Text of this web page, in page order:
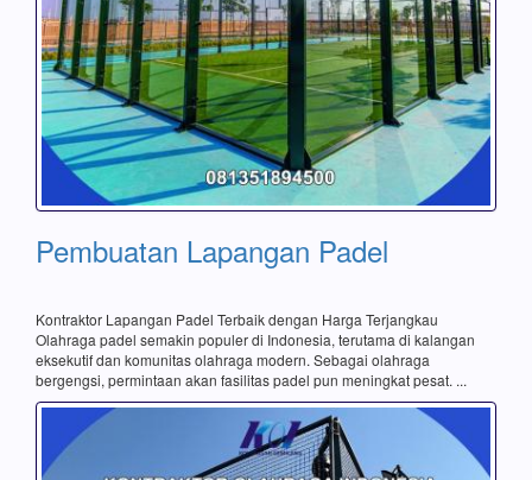
Pembuatan Lapangan Padel
Kontraktor Lapangan Padel Terbaik dengan Harga Terjangkau
Olahraga padel semakin populer di Indonesia, terutama di kalangan
eksekutif dan komunitas olahraga modern. Sebagai olahraga
bergengsi, permintaan akan fasilitas padel pun meningkat pesat. ...